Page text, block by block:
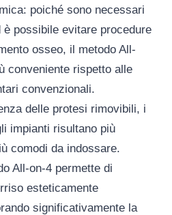
: poiché sono necessari
è possibile evitare procedure
osseo, il metodo All-
conveniente rispetto alle
convenzionali.
delle protesi rimovibili, i
impianti risultano più
comodi da indossare.
All-on-4 permette di
esteticamente
significativamente la